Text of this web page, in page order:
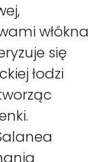
włókna
się
łodzi